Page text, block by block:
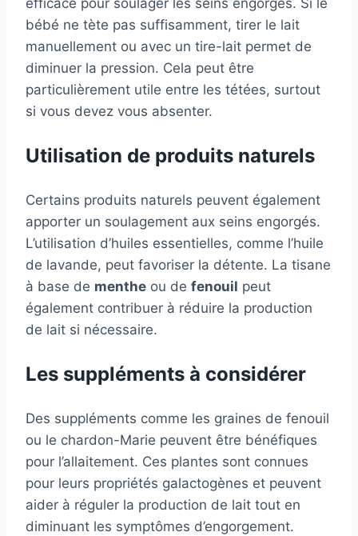
efficace pour soulager les seins engorgés. Si le
bébé ne tète pas suffisamment, tirer le lait
manuellement ou avec un tire-lait permet de
diminuer la pression. Cela peut être
particulièrement utile entre les tétées, surtout
si vous devez vous absenter.
Utilisation de produits naturels
Certains produits naturels peuvent également
apporter un soulagement aux seins engorgés.
L’utilisation d’huiles essentielles, comme l’huile
de lavande, peut favoriser la détente. La tisane
à base de menthe ou de fenouil peut
également contribuer à réduire la production
de lait si nécessaire.
Les suppléments à considérer
Des suppléments comme les graines de fenouil
ou le chardon-Marie peuvent être bénéfiques
pour l’allaitement. Ces plantes sont connues
pour leurs propriétés galactogènes et peuvent
aider à réguler la production de lait tout en
diminuant les symptômes d’engorgement.